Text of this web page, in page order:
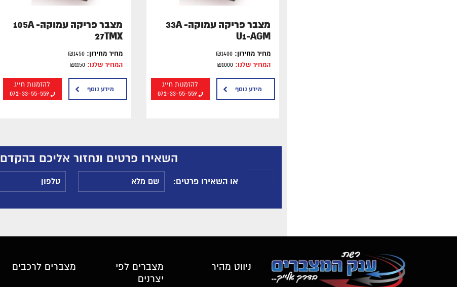
מצבר פריקה עמוקה- 33A
U1-AGM
מחיר מחירון:
המחיר שלנו:
להזמנות חייג
072-33-55-559
מידע נוסף
מצבר פריקה עמוקה- 105A
27TMX
מחיר מחירון:
המחיר שלנו:
להזמנות חייג
072-33-55-559
מידע נוסף
השאירו פרטים ונחזור אליכם בהקדם
:או השאירו פרטים
ניווט מהיר
מצברים לפי
יצרנים
מצברים לרכבים